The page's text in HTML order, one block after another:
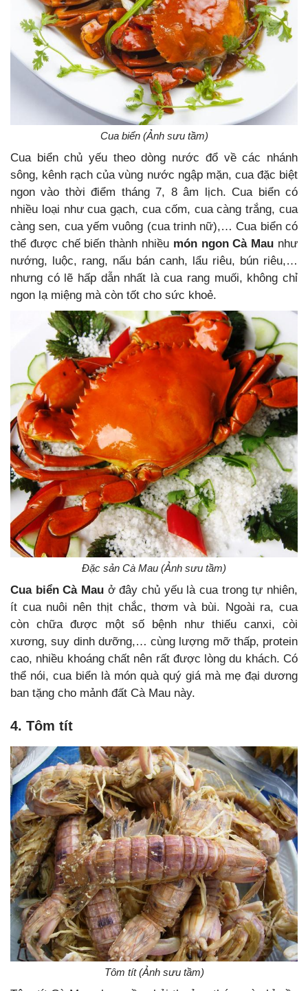
Cua biển (Ảnh sưu tầm)
Cua biển chủ yếu theo dòng nước đổ về các nhánh
sông, kênh rạch của vùng nước ngập mặn, cua đặc biệt
ngon vào thời điểm tháng 7, 8 âm lịch. Cua biển có
nhiều loại như cua gạch, cua cốm, cua càng trắng, cua
càng sen, cua yếm vuông (cua trinh nữ),… Cua biển có
thể được chế biến thành nhiều món ngon Cà Mau như
nướng, luộc, rang, nấu bán canh, lẩu riêu, bún riêu,…
nhưng có lẽ hấp dẫn nhất là cua rang muối, không chỉ
ngon lạ miệng mà còn tốt cho sức khoẻ.
Đặc sản Cà Mau (Ảnh sưu tầm)
Cua biển Cà Mau ở đây chủ yếu là cua trong tự nhiên,
ít cua nuôi nên thịt chắc, thơm và bùi. Ngoài ra, cua
còn chữa được một số bệnh như thiếu canxi, còi
xương, suy dinh dưỡng,… cùng lượng mỡ thấp, protein
cao, nhiều khoáng chất nên rất được lòng du khách. Có
thể nói, cua biển là món quà quý giá mà mẹ đại dương
ban tặng cho mảnh đất Cà Mau này.
4. Tôm tít
Tôm tít (Ảnh sưu tầm)